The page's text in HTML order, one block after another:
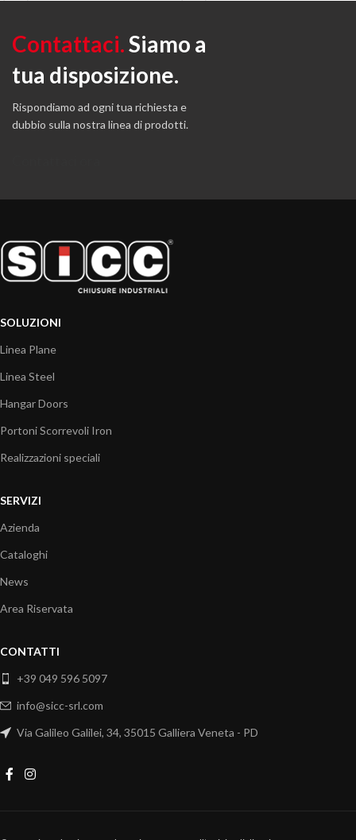
Contattaci.Siamo a
tua disposizione.
Rispondiamo ad ogni tua richiesta e
dubbio sulla nostra linea di prodotti.
SOLUZIONI
Linea Plane
Linea Steel
Hangar Doors
Portoni Scorrevoli Iron
Realizzazioni speciali
SERVIZI
Azienda
Cataloghi
News
Area Riservata
CONTATTI
+39 049 596 5097
info@sicc-srl.com
Via Galileo Galilei, 34, 35015 Galliera Veneta - PD